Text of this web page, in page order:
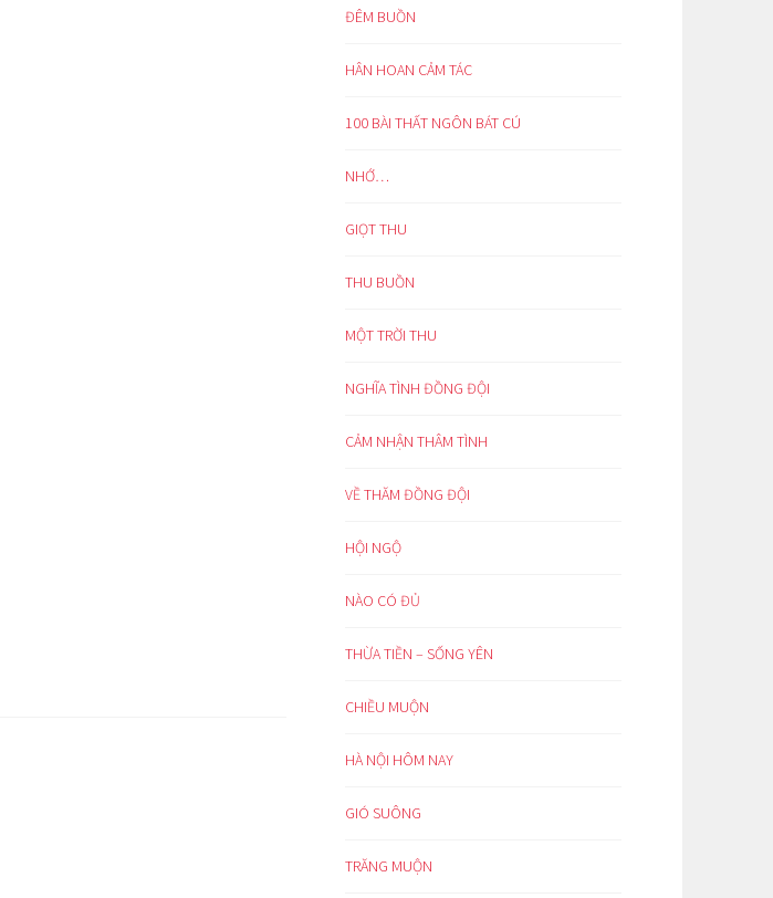
ĐÊM BUỒN
HÂN HOAN CẢM TÁC
100 BÀI THẤT NGÔN BÁT CÚ
NHỚ…
GIỌT THU
THU BUỒN
MỘT TRỜI THU
NGHĨA TÌNH ĐỒNG ĐỘI
CẢM NHẬN THÂM TÌNH
VỀ THĂM ĐỒNG ĐỘI
HỘI NGỘ
NÀO CÓ ĐỦ
THỪA TIỀN – SỐNG YÊN
CHIỀU MUỘN
HÀ NỘI HÔM NAY
GIÓ SUÔNG
TRĂNG MUỘN